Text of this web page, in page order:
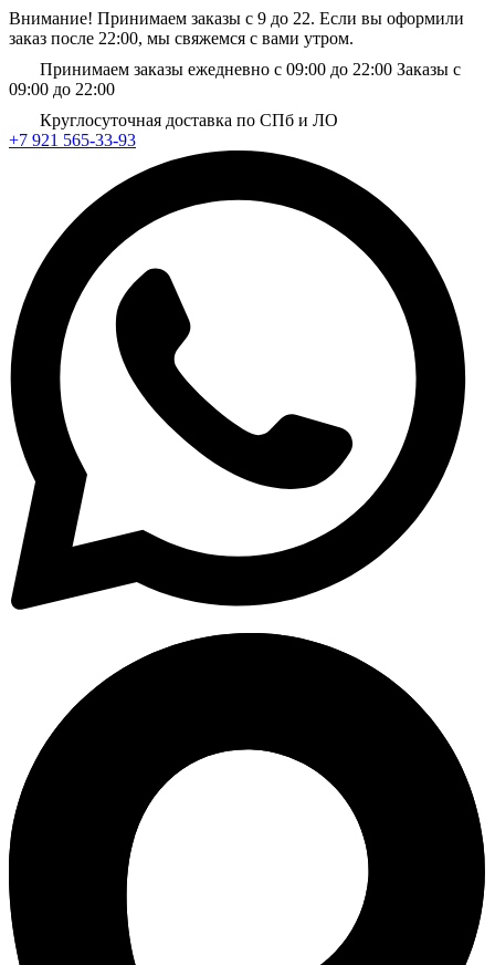
Внимание! Принимаем заказы с 9 до 22. Если вы оформили
заказ после 22:00, мы свяжемся с вами утром.
Принимаем заказы ежедневно с 09:00 до 22:00 Заказы с
09:00 до 22:00
Круглосуточная доставка по СПб и ЛО
+7 921 565-33-93